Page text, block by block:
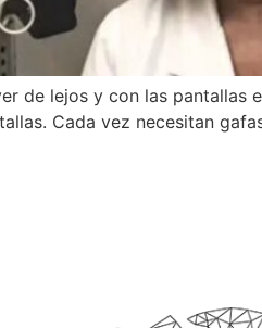
de lejos y con las
Cada vez necesitan